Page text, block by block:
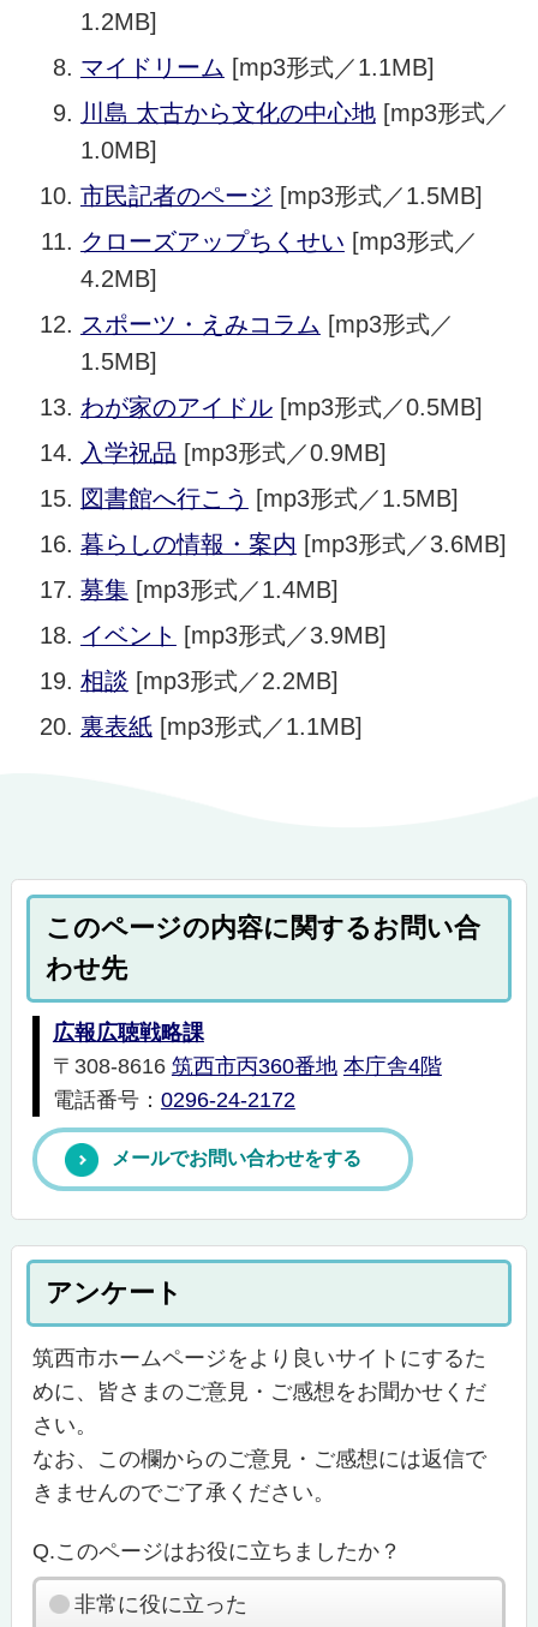
1.2MB]
マイドリーム [mp3形式／1.1MB]
川島 太古から文化の中心地[mp3形式／
1.0MB]
市民記者のページ [mp3形式／1.5MB]
クローズアップちくせい [mp3形式／
4.2MB]
スポーツ・えみコラム [mp3形式／
1.5MB]
わが家のアイドル[mp3形式／0.5MB]
入学祝品 [mp3形式／0.9MB]
図書館へ行こう
[mp3形式／1.5MB]
暮らしの情報・案内 [mp3形式／3.6MB]
募集 [mp3形式／1.4MB]
イベント
[mp3形式／3.9MB]
相談 [mp3形式／2.2MB]
裏表紙[mp3形式／1.1MB]
このページの内容に関するお問い合
わせ先
広報広聴戦略課
〒308-8616 筑西市丙360番地 本庁舎4階
電話番号： 0296-24-2172
メールでお問い合わせをする
アンケート
筑西市ホームページをより良いサイトにするた
めに、皆さまのご意見・ご感想をお聞かせくだ
さい。
なお、この欄からのご意見・ご感想には返信で
きませんのでご了承ください。
Q.このページはお役に立ちましたか？
非常に役に立った